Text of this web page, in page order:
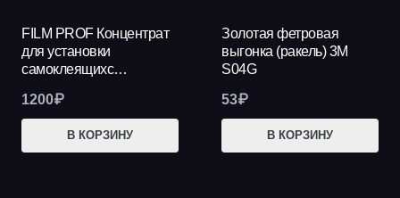
FILM PROF Концентрат
для установки
самоклеящихс…
1200₽
В КОРЗИНУ
Золотая фетровая
выгонка (ракель) 3М
S04G
53₽
В КОРЗИНУ